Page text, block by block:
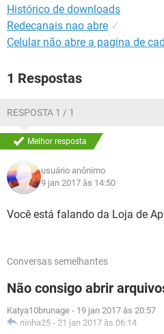
Histórico de downloads
Redecanais nao abre ✓
Celular não abre a pagina de
1 Respostas
RESPOSTA 1 / 1
Melhor resposta
usuário anônimo
9 jan 2017 às 14:50
Você está falando da Loja de
Conversas semelhantes
Não consigo abrir
Katya10brunage - 19 jan 2017 às 20:57
ninha25 - 21 jan 2017 às 06:14